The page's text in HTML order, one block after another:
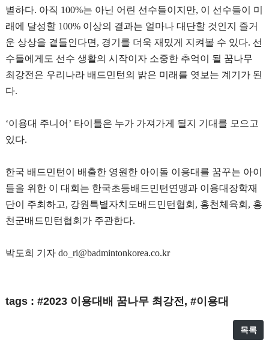
별하다. 아직 100%는 아닌 어린 선수들이지만, 이 선수들이 미
래에 달성할 100% 이상의 결과는 얼마나 대단할 것인지 즐거
운 상상을 곁들인다면 , 경기를 더욱 재밌게 지켜볼 수 있다. 선
수들에게도 선수 생활의 시작이자 소중한 추억이 될 꿈나무
최강전은 우리나라 배드민턴의 밝은 미래를 엿보는 계기가 된
다.
‘이용대 주니어 ’ 타이틀은 누가 가져가게 될지 기대를 모으고
있다.
한국 배드민턴이 배출한 영원한 아이돌 이용대를 꿈꾸는 아이
들을 위한 이 대회는 한국초등배드민턴연맹과 이용대장학재
단이 주최하고, 강원특별자치도배드민턴협회 , 홍천체육회 , 홍
천군배드민턴협회가 주관한다.
박도희 기자 do_ri@badmintonkorea.co.kr
tags : #2023 이용대배 꿈나무 최강전, #이용대
목록